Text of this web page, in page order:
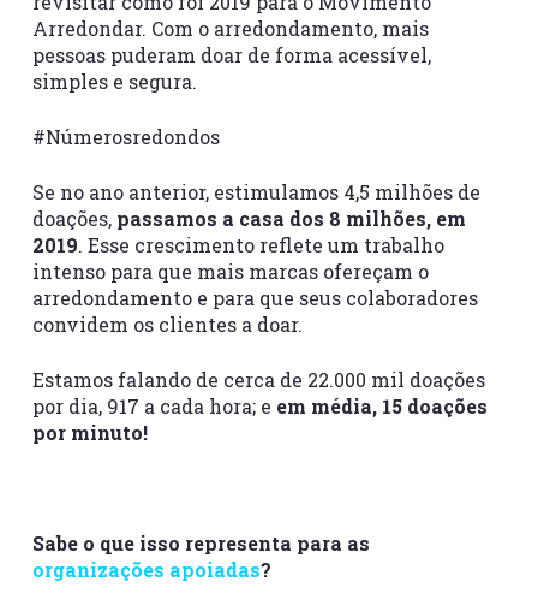
Arredondar. Com o arredondamento, mais
pessoas puderam doar de forma acessível,
simples e segura.
#Númerosredondos
Se no ano anterior, estimulamos 4,5 milhões de
doações, passamos a casa dos 8 milhões, em
2019. Esse crescimento reflete um trabalho
intenso para que mais marcas ofereçam o
arredondamento e para que seus colaboradores
convidem os clientes a doar.
Estamos falando de cerca de 22.000 mil doações
por dia, 917 a cada hora; e em média, 15 doações
por minuto!
Sabe o que isso representa para as
organizações apoiadas?